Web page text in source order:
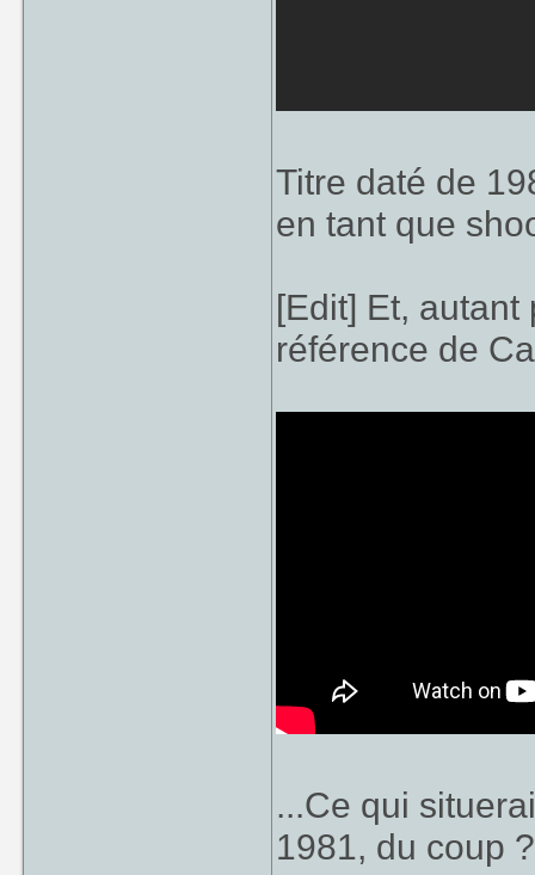
Titre daté de
en tant que
[Edit] Et,
référence de
...Ce qui
1981, du coup ?